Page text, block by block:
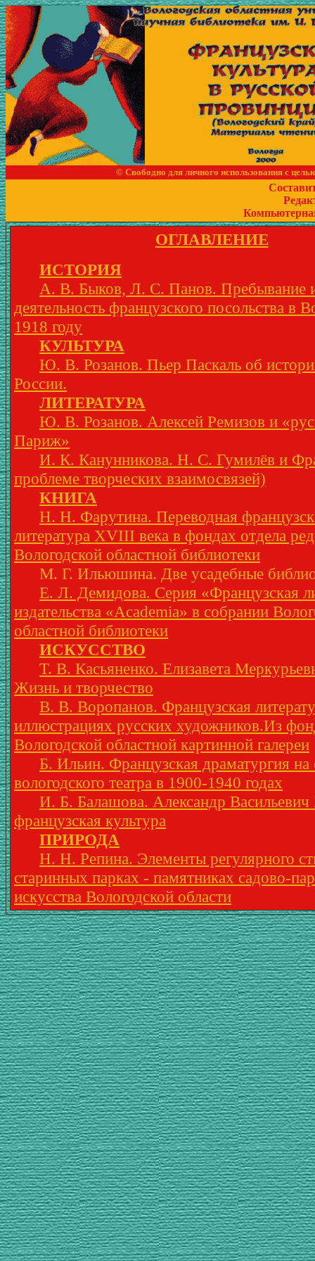
© Свободно для личного использования с
ОГЛАВЛЕНИЕ
ИСТОРИЯ
А. В. Быков, Л. С. Панов. Пребывание
деятельность французского посольства в
1918 году
КУЛЬТУРА
Ю. В. Розанов. Пьер Паскаль об
России.
ЛИТЕРАТУРА
Ю. В. Розанов. Алексей Ремизов и
Париж»
И. К. Канунникова. Н. С. Гумилёв и
проблеме творческих взаимосвязей)
КНИГА
Н. Н. Фарутина. Переводная
литература XVIII века в фондах отдела
Вологодской областной библиотеки
М. Г. Ильюшина. Две усадебные
Е. Л. Демидова. Серия «Французская
издательства «Academia» в собрании
областной библиотеки
ИСКУССТВО
Т. В. Касьяненко. Елизавета
Жизнь и творчество
В. В. Воропанов. Французская
иллюстрациях русских художников.Из
Вологодской областной картинной галереи
Б. Ильин. Французская драматургия на
вологодского театра в 1900-1940 годах
И. Б. Балашова. Александр Васильевич
французская культура
ПРИРОДА
Н. Н. Репина. Элементы регулярного
старинных парках - памятниках садово-
искусства Вологодской области